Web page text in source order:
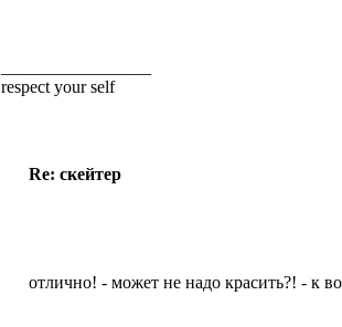
respect your self
Re: скейтер
отлично! - может не надо красить?! - к